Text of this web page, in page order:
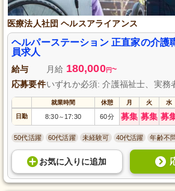
医療法人社団 ヘルスアライアンス
ヘルパーステーション 正直家の介護
員求人
給与 月給 180,000円~
応募要件いずれか必須: 介護福祉士、実務
就業時間 休憩 月 火 水
日勤 8:30～ 17:30 60分 募集 募集 募
50代活躍 60代活躍 未経験可 40代活躍 年齢不
お気に入り に追加